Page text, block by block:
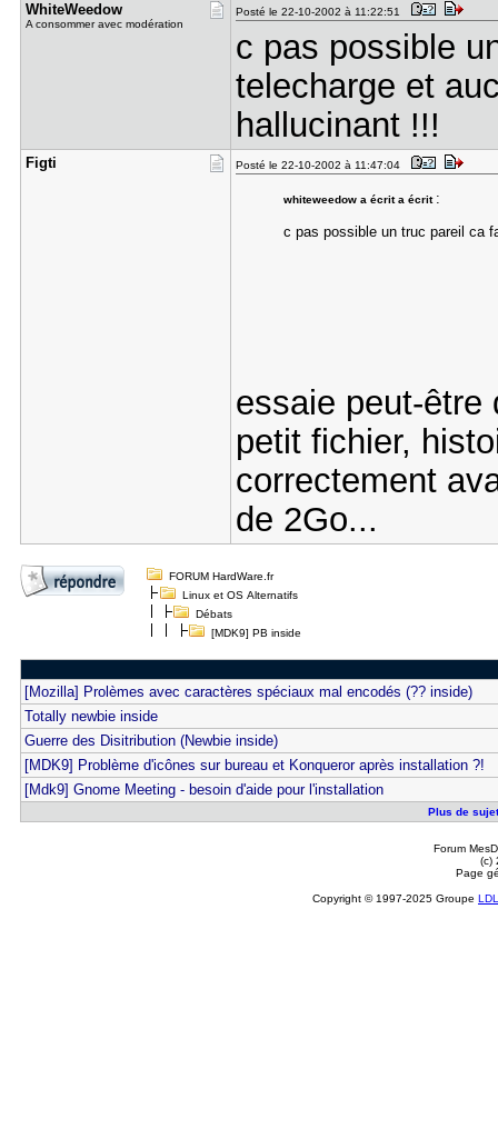
WhiteWeedo​w
A consommer avec modération
Posté le 22-10-2002 à 11:22:51
c pas possible
telecharge et
hallucinant !!!
Figti Posté le 22-10-2002 à 11:47:04
whiteweedow a écrit a écrit :
c pas possible un truc pareil ca
essaie peut-être
petit fichier,
correctement
de 2Go...
FORUM HardWare.fr
Linux et OS Alternatifs
Débats
[MDK9] PB inside
[Mozilla] Prolèmes avec caractères spéciaux mal encodés (?? inside)
Totally newbie inside
Guerre des Disitribution (Newbie inside)
[MDK9] Problème d'icônes sur bureau et Konqueror après installation ?!
[Mdk9] Gnome Meeting - besoin d'aide pour l'installation
Plus de
Forum
(c)
Page
Copyright © 1997-2025 Groupe